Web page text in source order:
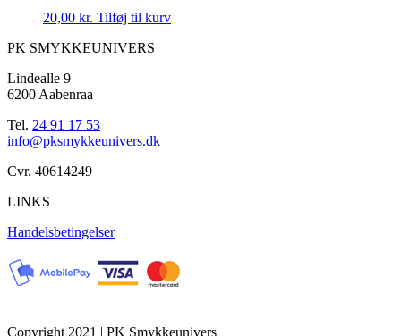
20,00 kr. Tilføj til kurv
PK SMYKKEUNIVERS
Lindealle 9
6200 Aabenraa
Tel. 24 91 17 53
info@pksmykkeunivers.dk
Cvr. 40614249
LINKS
Handelsbetingelser
Copyright 2021 | PK Smykkeunivers